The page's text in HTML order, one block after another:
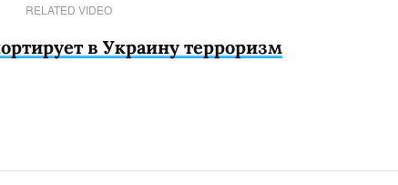
RELATED VIDEO
в Украину терроризм